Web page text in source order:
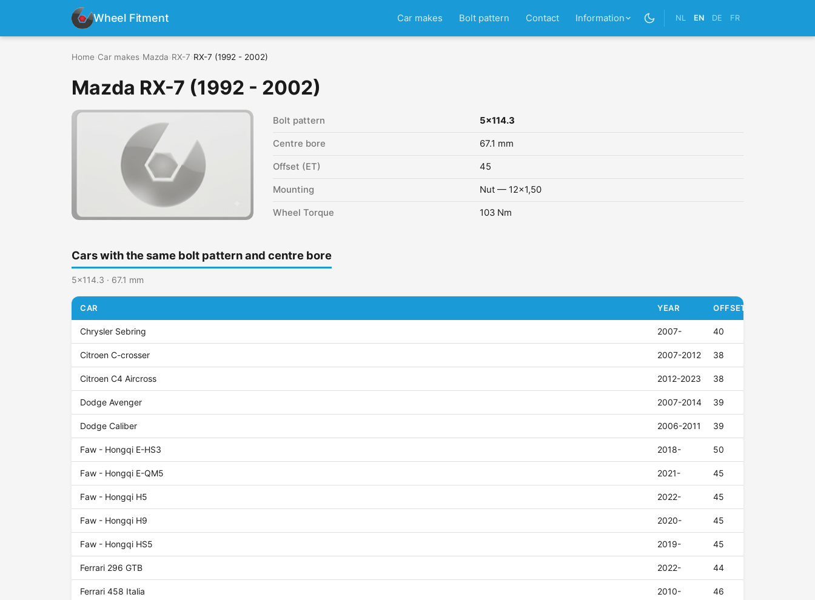
Wheel Fitment Car makes Bolt pattern Contact Information NL EN DE FR
Home Car makes Mazda RX-7 RX-7 (1992 - 2002)
Mazda RX-7 (1992 - 2002)
Bolt pattern 5x114.3
Centre bore 67.1 mm
Offset (ET) 45
Mounting Nut — 12x1,50
Wheel Torque 103 Nm
Cars with the same bolt pattern and centre bore
5x114.3 · 67.1 mm
CAR YEAR OFFSET (ET)
Chrysler Sebring 2007- 40
Citroen C-crosser 2007-2012 38
Citroen C4 Aircross 2012-2023 38
Dodge Avenger 2007-2014 39
Dodge Caliber 2006-2011 39
Faw - Hongqi E-HS3 2018- 50
Faw - Hongqi E-QM5 2021- 45
Faw - Hongqi H5 2022- 45
Faw - Hongqi H9 2020- 45
Faw - Hongqi HS5 2019- 45
Ferrari 296 GTB 2022- 44
Ferrari 458 Italia 2010- 46